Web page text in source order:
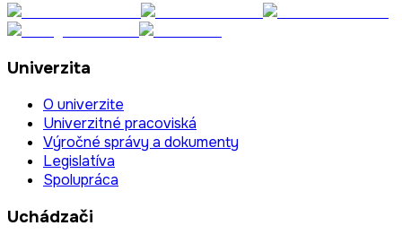
Univerzita
O univerzite
Univerzitné pracoviská
Výročné správy a dokumenty
Legislatíva
Spolupráca
Uchádzači